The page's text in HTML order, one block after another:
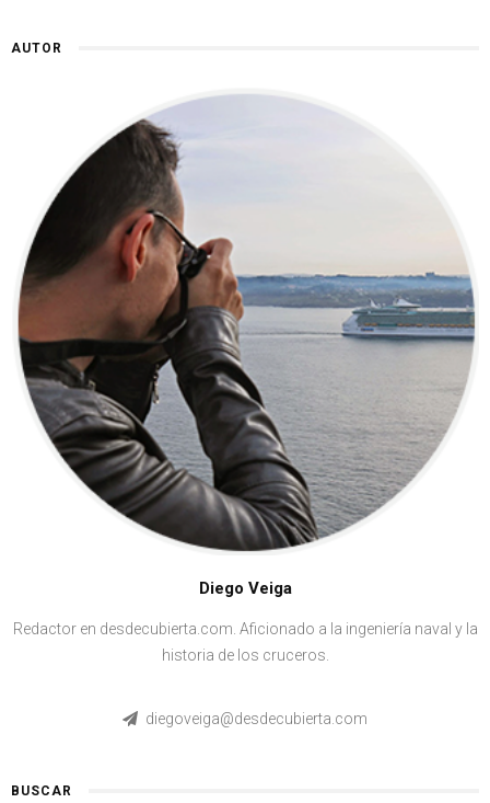
AUTOR
Diego Veiga
Redactor en desdecubierta.com. Aficionado a la ingeniería naval y la
historia de los cruceros.
diegoveiga@desdecubierta.com
BUSCAR